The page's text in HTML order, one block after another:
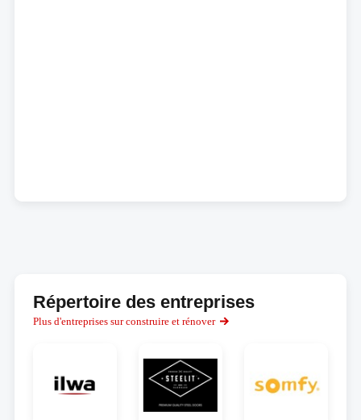
Répertoire des entreprises
Plus d'entreprises sur construire et rénover